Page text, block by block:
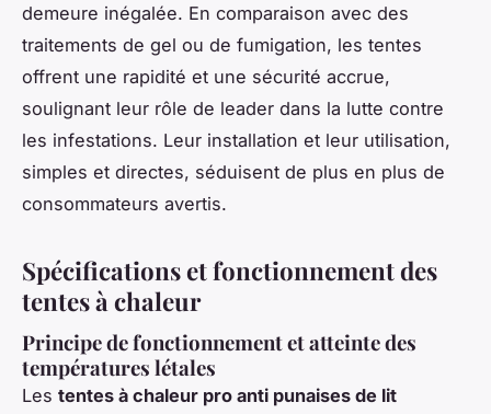
demeure inégalée. En comparaison avec des
traitements de gel ou de fumigation, les tentes
offrent une rapidité et une sécurité accrue,
soulignant leur rôle de leader dans la lutte contre
les infestations. Leur installation et leur utilisation,
simples et directes, séduisent de plus en plus de
consommateurs avertis.
Spécifications et fonctionnement des
tentes à chaleur
Principe de fonctionnement et atteinte des
températures létales
Les tentes à chaleur pro anti punaises de lit